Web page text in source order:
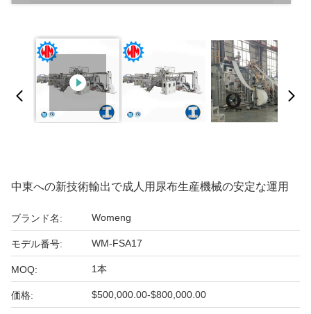
中東への新技術輸出で成人用尿布生産機械の安定な運用
ブランド名: Womeng
モデル番号: WM-FSA17
MOQ: 1本
価格: $500,000.00-$800,000.00